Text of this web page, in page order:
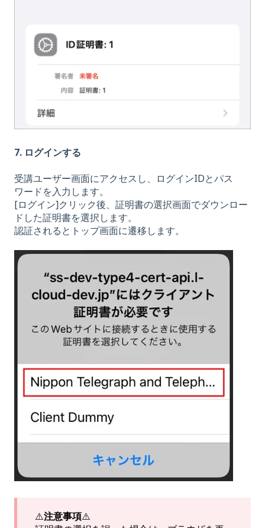
7. ログインする
受講ユーザー画面にアクセスし、ログインIDとパス
ワードを入力します。
[ログイン]クリック後、証明書の選択画面でダウンロー
ドした証明書を選択します。
認証されるとトップ画面に遷移します。
⚠️注意事項⚠️